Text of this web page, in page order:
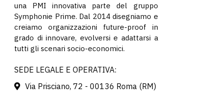
una PMI innovativa parte del gruppo
Symphonie Prime. Dal 2014 disegniamo e
creiamo organizzazioni future-proof in
grado di innovare, evolversi e adattarsi a
tutti gli scenari socio-economici.
SEDE LEGALE E OPERATIVA:
Via Prisciano, 72 - 00136 Roma (RM)